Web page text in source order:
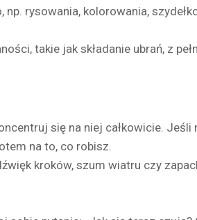
np. rysowania, kolorowania,
takie jak składanie ubrań, z
się na niej całkowicie.
na to, co robisz.
kroków, szum wiatru czy